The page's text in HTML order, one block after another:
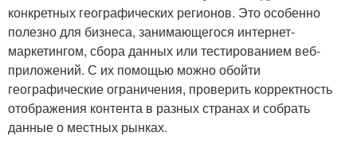
конкретных географических регионов. Это особенно
полезно для бизнеса, занимающегося интернет-
маркетингом, сбора данных или тестированием веб-
приложений. С их помощью можно обойти
географические ограничения, проверить корректность
отображения контента в разных странах и собрать
данные о местных рынках.